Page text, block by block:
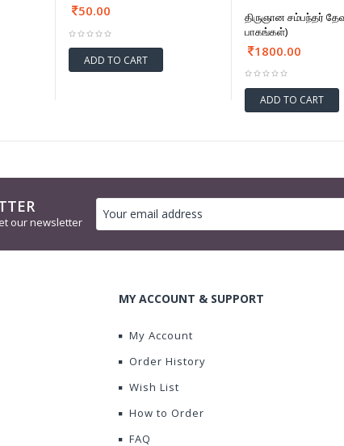
50.00
ADD TO CART
திருஞான சம்பந்தர்
பாகங்கள்)
1800.00
ADD TO CART
our newsletter
MY ACCOUNT & SUPPORT
My Account
Order History
Wish List
How to Order
FAQ